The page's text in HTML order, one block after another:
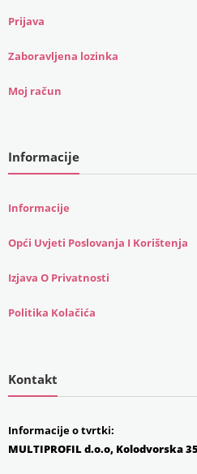
Prijava
Zaboravljena lozinka
Moj račun
Informacije
Informacije
Opći Uvjeti Poslovanja I Korištenja
Izjava O Privatnosti
Politika Kolačića
Kontakt
Informacije o tvrtki:
MULTIPROFIL d.o.o, Kolodvorska